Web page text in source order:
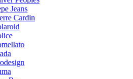
Jeans
Cardin